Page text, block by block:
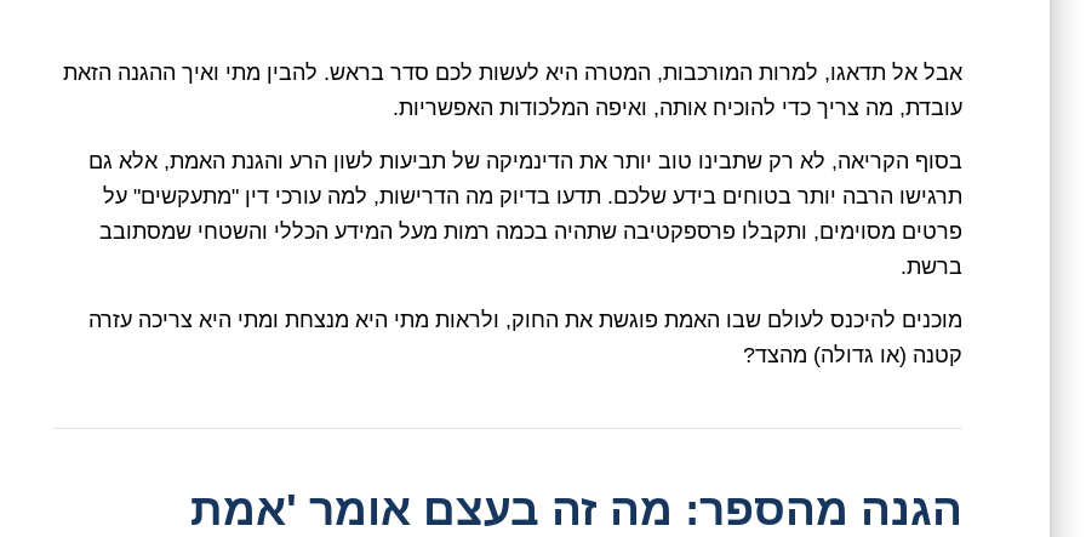
אבל אל תדאגו, למרות המורכבות, המטרה היא לעשות לכם סדר בראש. להבין מתי ואיך ההגנה הזאת
עובדת, מה צריך כדי להוכיח אותה, ואיפה המלכודות האפשריות.
בסוף הקריאה, לא רק שתבינו טוב יותר את הדינמיקה של תביעות לשון הרע והגנת האמת, אלא גם
תרגישו הרבה יותר בטוחים בידע שלכם. תדעו בדיוק מה הדרישות, למה עורכי דין "מתעקשים" על
פרטים מסוימים, ותקבלו פרספקטיבה שתהיה בכמה רמות מעל המידע הכללי והשטחי שמסתובב
ברשת.
מוכנים להיכנס לעולם שבו האמת פוגשת את החוק, ולראות מתי היא מנצחת ומתי היא צריכה עזרה
קטנה (או גדולה) מהצד?
הגנה מהספר: מה זה בעצם אומר 'אמת